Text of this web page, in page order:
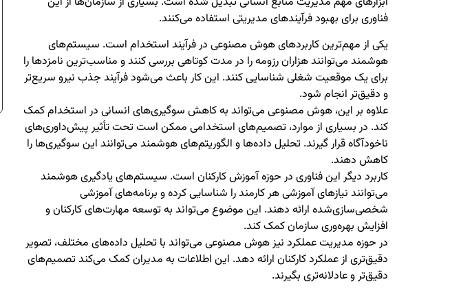
فناوری برای بهبود فرآیندهای مدیریتی استفاده می‌کنند.
یکی از مهم‌ترین کاربردهای هوش مصنوعی در فرآیند استخدام است. سیستم‌های
هوشمند می‌توانند هزاران رزومه را در مدت کوتاهی بررسی کنند و مناسب‌ترین نامزدها را
برای یک موقعیت شغلی شناسایی کنند. این کار باعث می‌شود فرآیند جذب نیرو سریع‌تر
و دقیق‌تر انجام شود.
علاوه بر این، هوش مصنوعی می‌تواند به کاهش سوگیری‌های انسانی در استخدام کمک
کند. در بسیاری از موارد، تصمیم‌های استخدامی ممکن است تحت تأثیر پیش‌داوری‌های
ناخودآگاه قرار گیرند. تحلیل داده‌ها و الگوریتم‌های هوشمند می‌توانند این سوگیری‌ها را
کاهش دهند.
کاربرد دیگر این فناوری در حوزه آموزش کارکنان است. سیستم‌های یادگیری هوشمند
می‌توانند نیازهای آموزشی هر کارمند را شناسایی کرده و برنامه‌های آموزشی
شخصی‌سازی‌شده ارائه دهند. این موضوع می‌تواند به توسعه مهارت‌های کارکنان و
افزایش بهره‌وری سازمان کمک کند.
در حوزه مدیریت عملکرد نیز هوش مصنوعی می‌تواند با تحلیل داده‌های مختلف، تصویر
دقیق‌تری از عملکرد کارکنان ارائه دهد. این اطلاعات به مدیران کمک می‌کند تصمیم‌های
دقیق‌تر و عادلانه‌تری بگیرند.